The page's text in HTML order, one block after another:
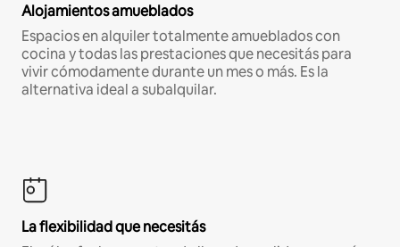
Alojamientos amueblados
Espacios en alquiler totalmente amueblados con
cocina y todas las prestaciones que necesitás para
vivir cómodamente durante un mes o más. Es la
alternativa ideal a subalquilar.
La flexibilidad que necesitás